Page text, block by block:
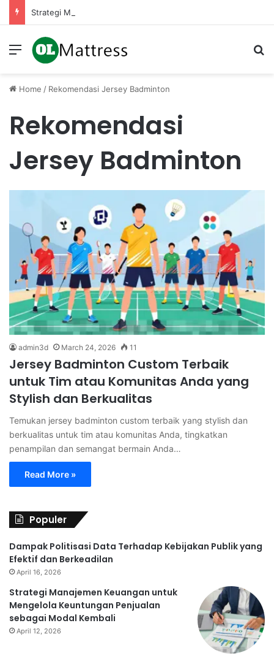
Menu
Home / Rekomendasi Jersey Badminton
Rekomendasi
Jersey Badminton
admin3d March 24, 2026 11
Jersey Badminton Custom Terbaik
untuk Tim atau Komunitas Anda yang
Stylish dan Berkualitas
Temukan jersey badminton custom terbaik yang stylish dan
berkualitas untuk tim atau komunitas Anda, tingkatkan
penampilan dan semangat bermain Anda…
Read More »
Populer
Dampak Politisasi Data Terhadap Kebijakan Publik yang
Efektif dan Berkeadilan
April 16, 2026
Strategi Manajemen Keuangan untuk
Mengelola Keuntungan Penjualan
sebagai Modal Kembali
April 12, 2026